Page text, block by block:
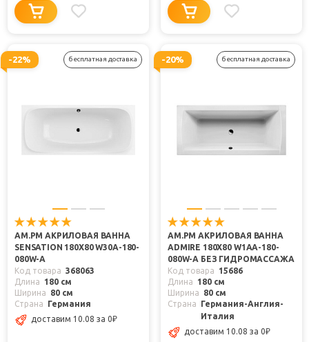
-22% бесплатная доставка
AM.PM АКРИЛОВАЯ ВАННА
SENSATION 180Х80 W30A-180-
080W-A
Код товара 368063
Длина
180 см
Ширина
80 см
Страна
Германия
доставим 10.08 за 0₽
-20% бесплатная доставка
AM.PM АКРИЛОВАЯ ВАННА
ADMIRE 180Х80 W1AA-180-
080W-A БЕЗ ГИДРОМАССАЖА
Код товара
15686
Длина
180 см
Ширина
80 см
Страна
Германия-Англия-
Италия
доставим 10.08 за 0₽